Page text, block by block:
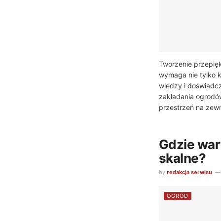
Tworzenie
wymaga nie tylko
wiedzy i
zakładania
przestrzeń na
Gdzie
skalne?
by redakcja serwisu
OGRÓD